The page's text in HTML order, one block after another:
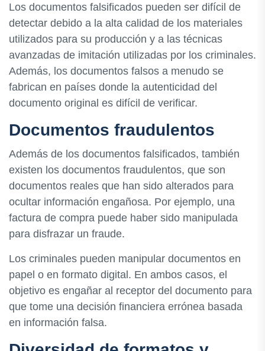
Los documentos falsificados pueden ser difícil de
detectar debido a la alta calidad de los materiales
utilizados para su producción y a las técnicas
avanzadas de imitación utilizadas por los criminales.
Además, los documentos falsos a menudo se
fabrican en países donde la autenticidad del
documento original es difícil de verificar.
Documentos fraudulentos
Además de los documentos falsificados, también
existen los documentos fraudulentos, que son
documentos reales que han sido alterados para
ocultar información engañosa. Por ejemplo, una
factura de compra puede haber sido manipulada
para disfrazar un fraude.
Los criminales pueden manipular documentos en
papel o en formato digital. En ambos casos, el
objetivo es engañar al receptor del documento para
que tome una decisión financiera errónea basada
en información falsa.